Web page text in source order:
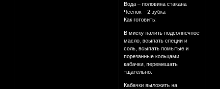
Вода – половина стакана
Чеснок – 2 зубка
Как готовить:
В миску налить подсолнечное
масло, всыпать специи и
соль, всыпать помытые и
порезанные кольцами
кабачки, перемешать
тщательно.
Кабачки выложить на